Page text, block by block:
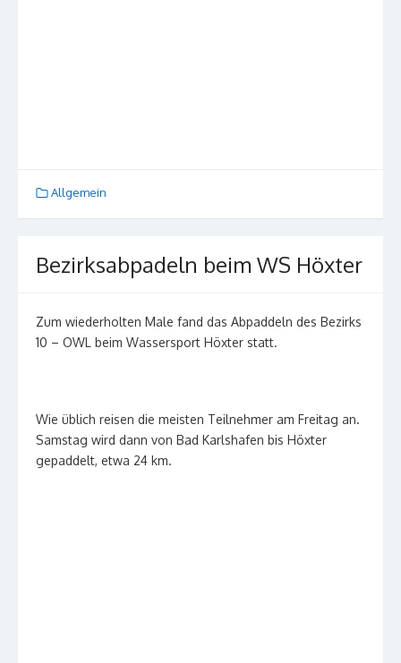
Allgemein
Bezirksabpadeln beim WS Höxter
Zum wiederholten Male fand das Abpaddeln des Bezirks
10 – OWL beim Wassersport Höxter statt.
Wie üblich reisen die meisten Teilnehmer am Freitag an.
Samstag wird dann von Bad Karlshafen bis Höxter
gepaddelt, etwa 24 km.